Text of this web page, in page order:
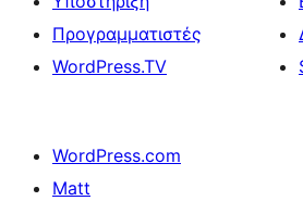
Προγραμματιστές
WordPress.TV
WordPress.com
Matt